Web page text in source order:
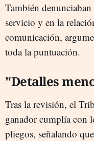
También
servicio y en la
comunicación,
toda la puntuación.
"Detalles
Tras la revisión, el
ganador cumplía con
pliegos, señalando